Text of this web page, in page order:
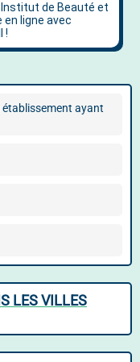
ayant
LES VILLES